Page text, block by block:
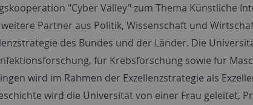
"Cyber Valley" zum Thema Künstliche
Partner aus Politik, Wissenschaft und
des Bundes und der Länder. Die
für Krebsforschung sowie für
wird im Rahmen der Exzellenzstrategie als
wird die Universität von einer Frau geleitet,